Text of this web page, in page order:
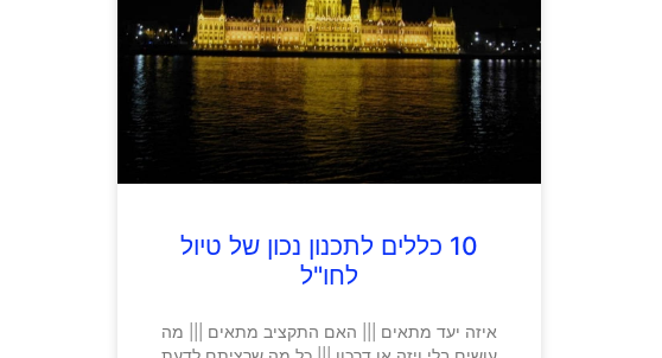
10 כללים לתכנון נכון של טיול
לחו"ל
איזה יעד מתאים ||| האם התקציב מתאים ||| מה